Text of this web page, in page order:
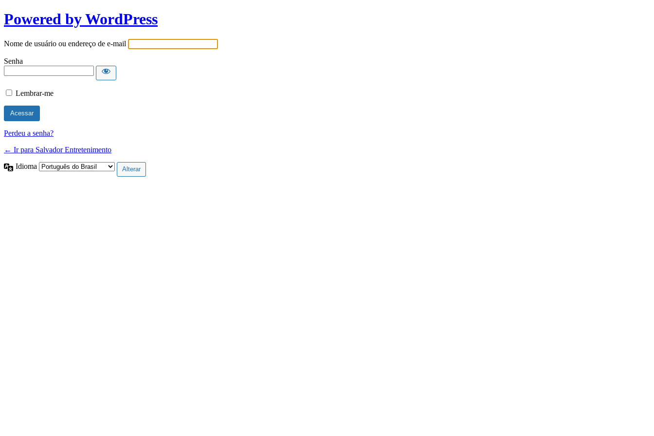
Powered by WordPress
Nome de usuário ou endereço de e-mail
Senha
Lembrar-me
Perdeu a senha?
← Ir para Salvador Entretenimento
Idioma